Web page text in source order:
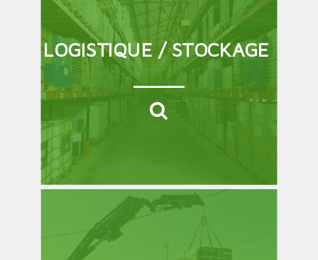
LOGISTIQUE / STOCKAGE